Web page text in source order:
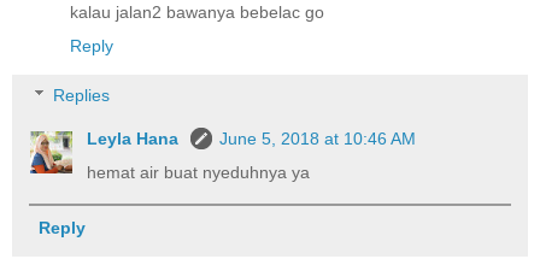
kalau jalan2 bawanya bebelac go
Reply
Replies
Leyla Hana
June 5, 2018 at 10:46 AM
hemat air buat nyeduhnya ya
Reply